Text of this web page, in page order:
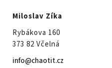
Miloslav Zíka
Rybákova 160
373 82 Včelná
info@chaotit.cz